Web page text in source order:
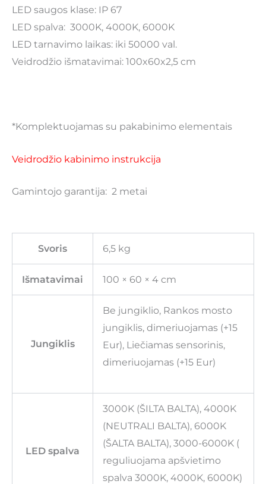
LED saugos klase: IP 67
LED spalva: 3000K, 4000K, 6000K
LED tarnavimo laikas: iki 50000 val.
Veidrodžio išmatavimai: 100x60x2,5 cm
*Komplektuojamas su pakabinimo elementais
Veidrodžio kabinimo instrukcija
Gamintojo garantija: 2 metai
Svoris 6,5 kg
Išmatavimai 100 × 60 × 4 cm
Jungiklis
Be jungiklio, Rankos mosto
jungiklis, dimeriuojamas (+15
Eur), Liečiamas sensorinis,
dimeriuojamas (+15 Eur)
LED spalva
3000K (ŠILTA BALTA), 4000K
(NEUTRALI BALTA), 6000K
(ŠALTA BALTA), 3000-6000K (
reguliuojama apšvietimo
spalva 3000K, 4000K, 6000K)